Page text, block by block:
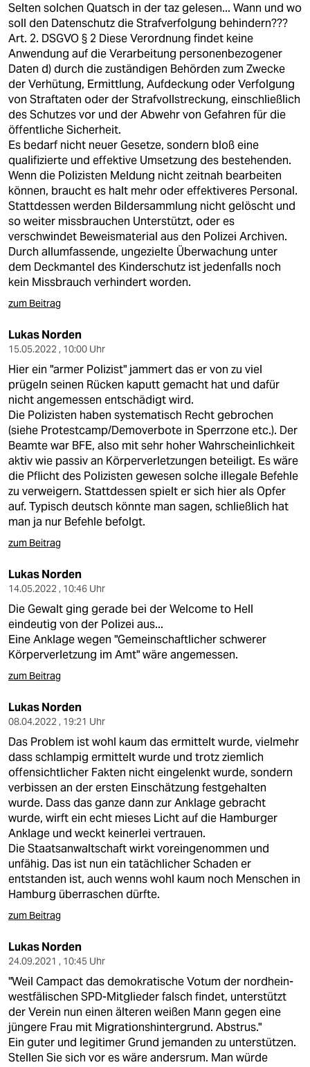
Selten solchen Quatsch in der taz gelesen... Wann und wo
soll den Datenschutz die Strafverfolgung behindern???
Art. 2. DSGVO § 2 Diese Verordnung findet keine
Anwendung auf die Verarbeitung personenbezogener
Daten d) durch die zuständigen Behörden zum Zwecke
der Verhütung, Ermittlung, Aufdeckung oder Verfolgung
von Straftaten oder der Strafvollstreckung, einschließlich
des Schutzes vor und der Abwehr von Gefahren für die
öffentliche Sicherheit.
Es bedarf nicht neuer Gesetze, sondern bloß eine
qualifizierte und effektive Umsetzung des bestehenden.
Wenn die Polizisten Meldung nicht zeitnah bearbeiten
können, braucht es halt mehr oder effektiveres Personal.
Stattdessen werden Bildersammlung nicht gelöscht und
so weiter missbrauchen Unterstützt, oder es
verschwindet Beweismaterial aus den Polizei Archiven.
Durch allumfassende, ungezielte Überwachung unter
dem Deckmantel des Kinderschutz ist jedenfalls noch
kein Missbrauch verhindert worden.
zum Beitrag
Lukas Norden
15.05.2022 , 10:00 Uhr
Hier ein "armer Polizist" jammert das er von zu viel
prügeln seinen Rücken kaputt gemacht hat und dafür
nicht angemessen entschädigt wird.
Die Polizisten haben systematisch Recht gebrochen
(siehe Protestcamp/Demoverbote in Sperrzone etc.). Der
Beamte war BFE, also mit sehr hoher Wahrscheinlichkeit
aktiv wie passiv an Körperverletzungen beteiligt. Es wäre
die Pflicht des Polizisten gewesen solche illegale Befehle
zu verweigern. Stattdessen spielt er sich hier als Opfer
auf. Typisch deutsch könnte man sagen, schließlich hat
man ja nur Befehle befolgt.
zum Beitrag
Lukas Norden
14.05.2022 , 10:46 Uhr
Die Gewalt ging gerade bei der Welcome to Hell
eindeutig von der Polizei aus...
Eine Anklage wegen "Gemeinschaftlicher schwerer
Körperverletzung im Amt" wäre angemessen.
zum Beitrag
Lukas Norden
08.04.2022 , 19:21 Uhr
Das Problem ist wohl kaum das ermittelt wurde, vielmehr
dass schlampig ermittelt wurde und trotz ziemlich
offensichtlicher Fakten nicht eingelenkt wurde, sondern
verbissen an der ersten Einschätzung festgehalten
wurde. Dass das ganze dann zur Anklage gebracht
wurde, wirft ein echt mieses Licht auf die Hamburger
Anklage und weckt keinerlei vertrauen.
Die Staatsanwaltschaft wirkt voreingenommen und
unfähig. Das ist nun ein tatächlicher Schaden er
entstanden ist, auch wenns wohl kaum noch Menschen in
Hamburg überraschen dürfte.
zum Beitrag
Lukas Norden
24.09.2021 , 10:45 Uhr
"Weil Campact das demokratische Votum der nordhein-
westfälischen SPD-Mitglieder falsch findet, unterstützt
der Verein nun einen älteren weißen Mann gegen eine
jüngere Frau mit Migrationshintergrund. Abstrus."
Ein guter und legitimer Grund jemanden zu unterstützen.
Stellen Sie sich vor es wäre andersrum. Man würde